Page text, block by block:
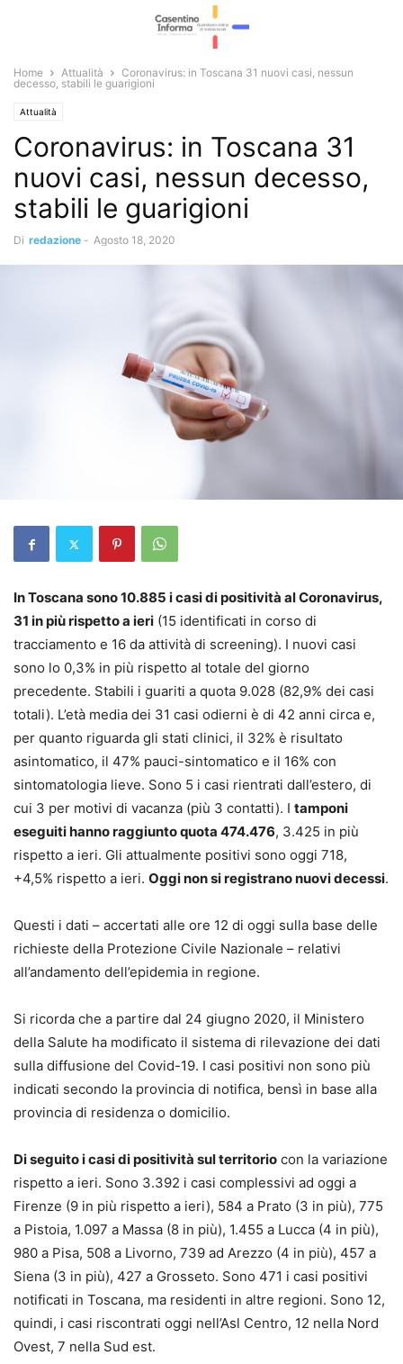
Home Attualità
Coronavirus: in Toscana 31 nuovi casi, nessun
decesso, stabili le guarigioni
Attualità
Coronavirus: in Toscana 31
nuovi casi, nessun decesso,
stabili le guarigioni
Di redazione - Agosto 18, 2020
In Toscana sono 10.885 i casi di positività al Coronavirus,
31 in più rispetto a ieri (15 identificati in corso di
tracciamento e 16 da attività di screening). I nuovi casi
sono lo 0,3% in più rispetto al totale del giorno
precedente. Stabili i guariti a quota 9.028 (82,9% dei casi
totali). L’età media dei 31 casi odierni è di 42 anni circa e,
per quanto riguarda gli stati clinici, il 32% è risultato
asintomatico, il 47% pauci-sintomatico e il 16% con
sintomatologia lieve. Sono 5 i casi rientrati dall’estero, di
cui 3 per motivi di vacanza (più 3 contatti). I tamponi
eseguiti hanno raggiunto quota 474.476, 3.425 in più
rispetto a ieri. Gli attualmente positivi sono oggi 718,
+4,5% rispetto a ieri. Oggi non si registrano nuovi decessi.
Questi i dati – accertati alle ore 12 di oggi sulla base delle
richieste della Protezione Civile Nazionale – relativi
all’andamento dell’epidemia in regione.
Si ricorda che a partire dal 24 giugno 2020, il Ministero
della Salute ha modificato il sistema di rilevazione dei dati
sulla diffusione del Covid-19. I casi positivi non sono più
indicati secondo la provincia di notifica, bensì in base alla
provincia di residenza o domicilio.
Di seguito i casi di positività sul territorio con la variazione
rispetto a ieri. Sono 3.392 i casi complessivi ad oggi a
Firenze (9 in più rispetto a ieri), 584 a Prato (3 in più), 775
a Pistoia, 1.097 a Massa (8 in più), 1.455 a Lucca (4 in più),
980 a Pisa, 508 a Livorno, 739 ad Arezzo (4 in più), 457 a
Siena (3 in più), 427 a Grosseto. Sono 471 i casi positivi
notificati in Toscana, ma residenti in altre regioni. Sono 12,
quindi, i casi riscontrati oggi nell’Asl Centro, 12 nella Nord
Ovest, 7 nella Sud est.